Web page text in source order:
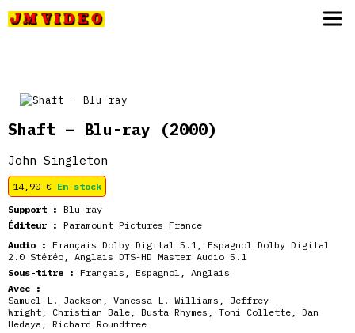
Shaft – Blu-ray (2000)
John Singleton
14,90 € En stock
Support : Blu-ray
Éditeur : Paramount Pictures France
Audio : Français Dolby Digital 5.1, Espagnol Dolby Digital
2.0 Stéréo, Anglais DTS-HD Master Audio 5.1
Sous-titre : Français, Espagnol, Anglais
Avec :
Samuel L. Jackson , Vanessa L. Williams , Jeffrey
Wright , Christian Bale , Busta Rhymes , Toni Collette , Dan
Hedaya , Richard Roundtree